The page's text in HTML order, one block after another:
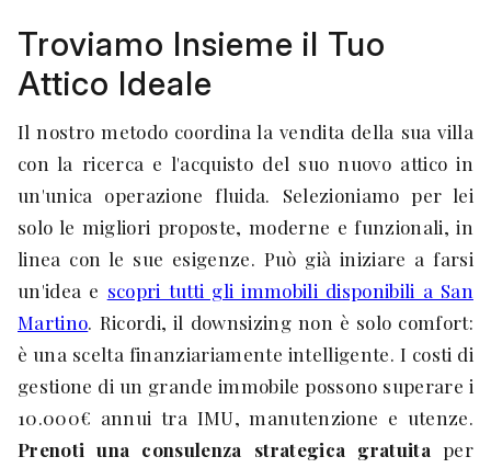
Troviamo Insieme il Tuo
Attico Ideale
Il nostro metodo coordina la vendita della sua villa
con la ricerca e l'acquisto del suo nuovo attico in
un'unica operazione fluida. Selezioniamo per lei
solo le migliori proposte, moderne e funzionali, in
linea con le sue esigenze. Può già iniziare a farsi
un'idea e scopri tutti gli immobili disponibili a San
Martino. Ricordi, il downsizing non è solo comfort:
è una scelta finanziariamente intelligente. I costi di
gestione di un grande immobile possono superare i
10.000€ annui tra IMU, manutenzione e utenze.
Prenoti una consulenza strategica gratuita per